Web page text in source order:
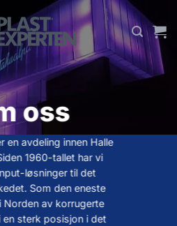
oss
en avdeling innen Halle
1960-tallet har vi
løsninger til det
Som den eneste
Norden av korrugerte
en sterk posisjon i det